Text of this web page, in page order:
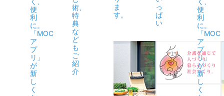
便
利
に。
「MOC
ア
プ
リ」
が
新
し
く
術、
特
典
な
ど
も
ご
紹
介
ま
す。
っ
ぱ
い
便
利
に。
「MOC
ア
プ
リ」
が
新
し
く